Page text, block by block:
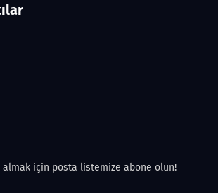
için posta listemize abone olun!